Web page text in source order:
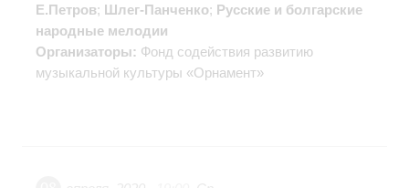
Е.Петров; Шлег-Панченко; Русские и болгарские
народные мелодии
Организаторы: Фонд содействия развитию
музыкальной культуры «Орнамент»